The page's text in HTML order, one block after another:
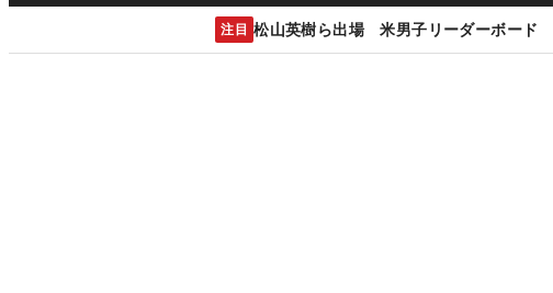
注目 松山英樹ら出場 米男子リーダーボード